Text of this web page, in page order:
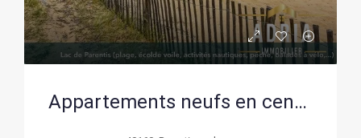
Appartements neufs en centre-ville de Parentis-en-Born – Livraison 2027